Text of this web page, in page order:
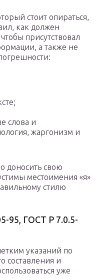
стоит опираться,
как должен
присутствовал
а также не
слова и
жаргонизм и
доносить свою
местоимения «я»
стилю
95, ГОСТ Р 7.0.5-
указаний по
составления и
уже